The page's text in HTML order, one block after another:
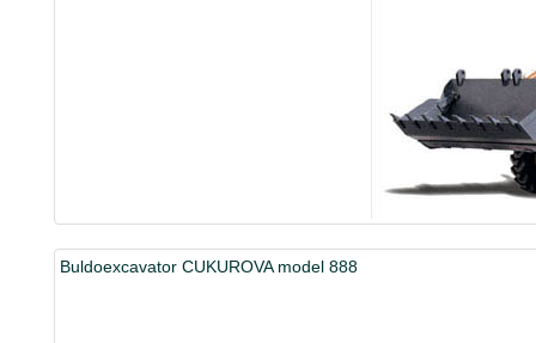
Buldoexcavator CUKUROVA model 888